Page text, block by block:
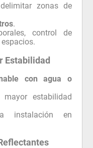
zonas de
.
control de
Estabilidad
con agua o
mayor estabilidad
instalación en